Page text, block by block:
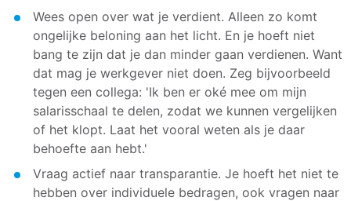
Wees open over wat je verdient. Alleen zo komt
ongelijke beloning aan het licht. En je hoeft niet
bang te zijn dat je dan minder gaan verdienen. Want
dat mag je werkgever niet doen. Zeg bijvoorbeeld
tegen een collega: 'Ik ben er oké mee om mijn
salarisschaal te delen, zodat we kunnen vergelijken
of het klopt. Laat het vooral weten als je daar
behoefte aan hebt.'
Vraag actief naar transparantie. Je hoeft het niet te
hebben over individuele bedragen, ook vragen naar